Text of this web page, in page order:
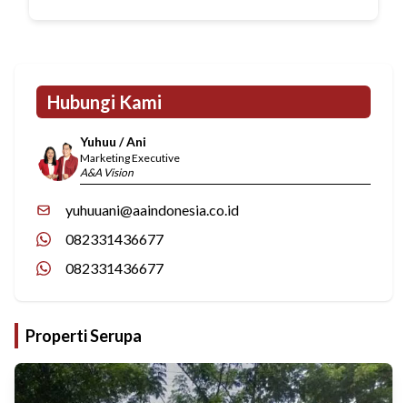
Hubungi Kami
Yuhuu / Ani
Marketing Executive
A&A Vision
yuhuuani@aaindonesia.co.id
082331436677
082331436677
Properti Serupa